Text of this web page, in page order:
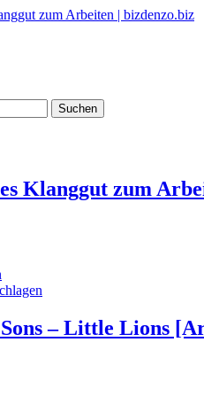
Klanggut zum
– Little Lions